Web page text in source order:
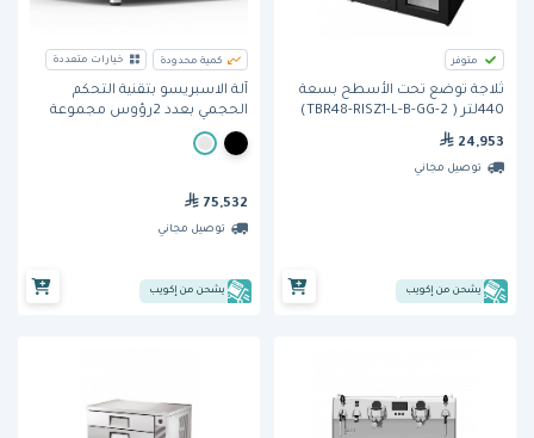
متوفر
ثلاجة توضع تحت الأسطح بسعة
440لتر ( TBR48-RISZ1-L-B-GG-2)
24,953
توصيل مجاني
يشحن من إكويب
كمية محدودة خيارات متعددة
آلة الاسبريسو بتقنية التحكم
الحجمي بعدد 2رؤوس مجموعة
بلاك إيجل مافريك من فيكتوريا
أردوينو
75,532
توصيل مجاني
يشحن من إكويب